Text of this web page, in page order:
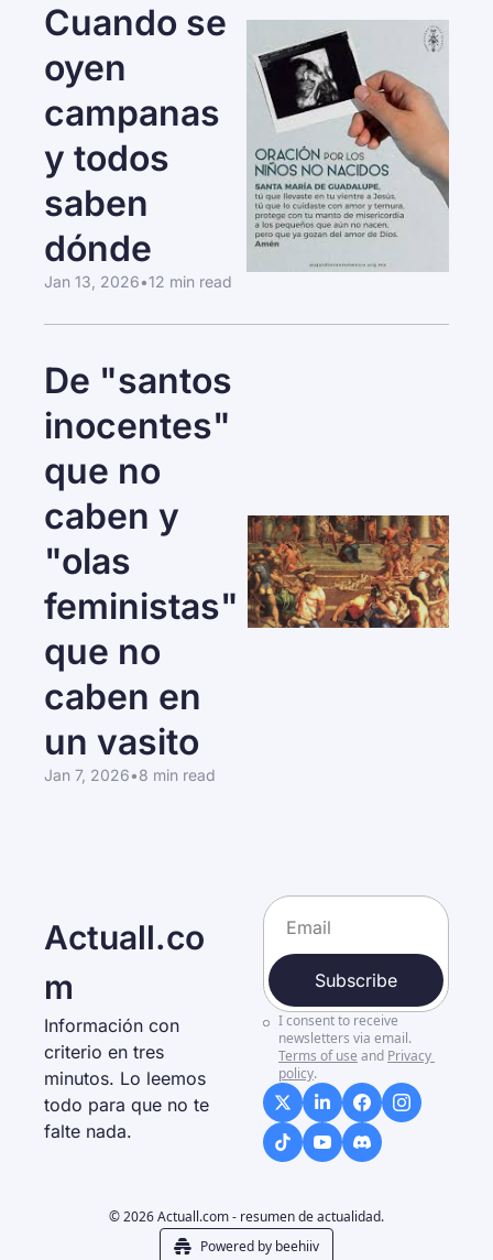
Cuando se
oyen
campanas
y todos
saben
dónde
Jan 13, 2026•12 min read
De "santos
inocentes"
que no
caben y
"olas
feministas"
que no
caben en
un vasito
Jan 7, 2026•8 min read
Actuall.co
m
Información con
criterio en tres
minutos. Lo leemos
todo para que no te
falte nada.
Subscribe
I consent to receive
newsletters via email.
Terms of use and Privacy
policy.
© 2026 Actuall.com - resumen de actualidad.
Powered by beehiiv